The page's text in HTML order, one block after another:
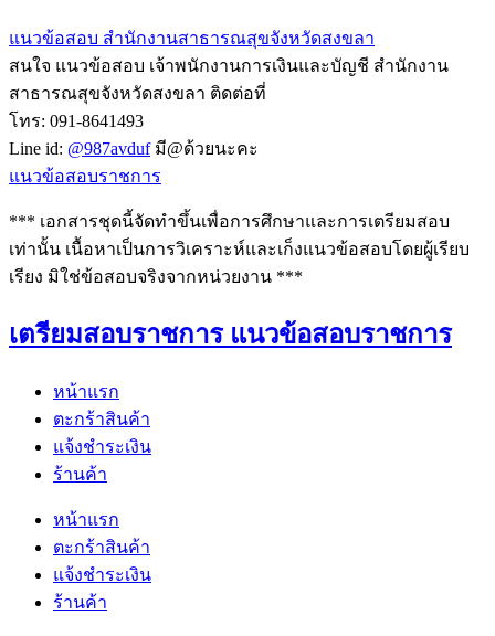
แนวข้อสอบ สํานักงานสาธารณสุขจังหวัดสงขลา
สนใจ แนวข้อสอบ เจ้าพนักงานการเงินและบัญชี สํานักงาน
สาธารณสุขจังหวัดสงขลา ติดต่อที่
โทร: 091-8641493
Line id: @987avdufมี@ด้วยนะคะ
แนวข้อสอบราชการ
*** เอกสารชุดนี้จัดทำขึ้นเพื่อการศึกษาและการเตรียมสอบ
เท่านั้น เนื้อหาเป็นการวิเคราะห์และเก็งแนวข้อสอบโดยผู้เรียบ
เรียง มิใช่ข้อสอบจริงจากหน่วยงาน ***
เตรียมสอบราชการ แนวข้อสอบราชการ
หน้าแรก
ตะกร้าสินค้า
แจ้งชำระเงิน
ร้านค้า
หน้าแรก
ตะกร้าสินค้า
แจ้งชำระเงิน
ร้านค้า